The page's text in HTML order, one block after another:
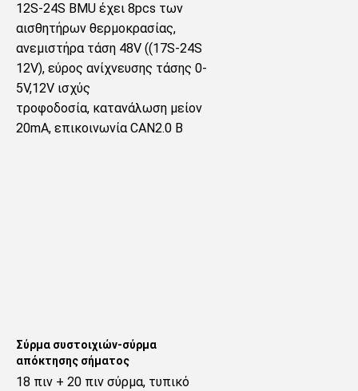
12S-24S BMU έχει 8pcs των
αισθητήρων θερμοκρασίας,
ανεμιστήρα τάση 48V ((17S-24S
12V), εύρος ανίχνευσης τάσης 0-
5V,12V ισχύς
τροφοδοσία, κατανάλωση μείον
20mA, επικοινωνία CAN2.0 Β
Σύρμα συστοιχιών-σύρμα
απόκτησης σήματος
18 πιν + 20 πιν σύρμα, τυπικό